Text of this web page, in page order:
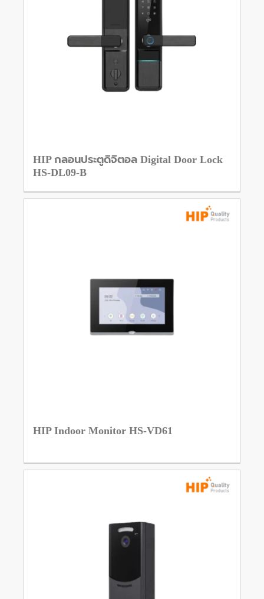
HIP กลอนประตูดิจิตอล Digital Door Lock
HS-DL09-B
HIP Indoor Monitor HS-VD61